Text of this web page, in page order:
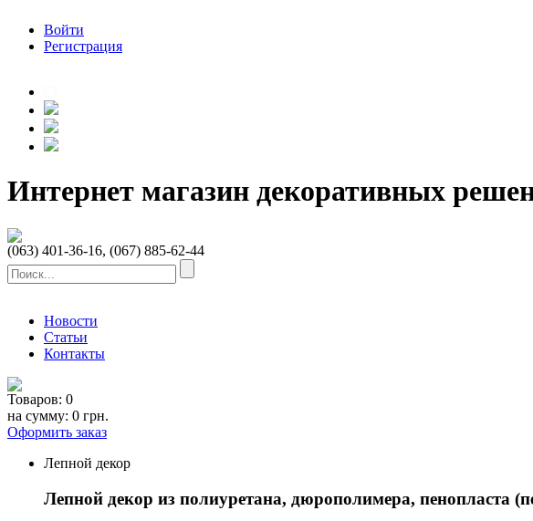
Войти
Регистрация
Интернет магазин декоративных
(063) 401-36-16, (067) 885-62-44
Новости
Статьи
Контакты
Товаров: 0
на сумму: 0 грн.
Оформить заказ
Лепной декор
Лепной декор из полиуретана, дюрополимера, пенопласта